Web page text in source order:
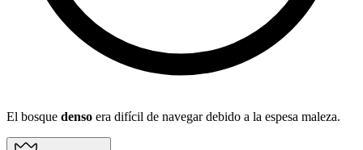
El bosque denso era difícil de navegar debido a la espesa maleza.